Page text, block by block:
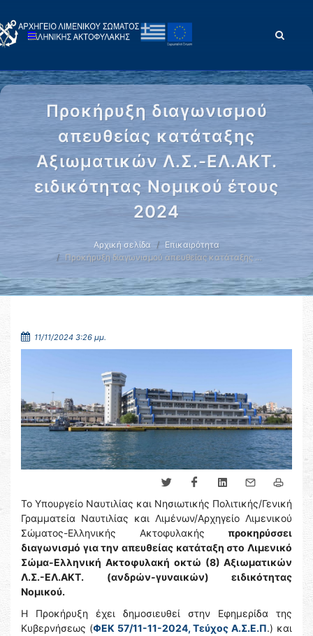
Προκήρυξη διαγωνισμού
απευθείας κατάταξης
Αξιωματικών Λ.Σ.-ΕΛ.ΑΚΤ.
ειδικότητας Νομικού έτους
2024
Αρχική σελίδα
Επικαιρότητα
Προκήρυξη διαγωνισμού απευθείας κατάταξης …
11/11/2024 3:26 μμ.
Το Υπουργείο Ναυτιλίας και Νησιωτικής Πολιτικής/Γενική
Γραμματεία Ναυτιλίας και Λιμένων/Αρχηγείο Λιμενικού
Σώματος-Ελληνικής Ακτοφυλακής προκηρύσσει
διαγωνισμό για την απευθείας κατάταξη στο Λιμενικό
Σώμα-Ελληνική Ακτοφυλακή οκτώ (8) Αξιωματικών
Λ.Σ.-ΕΛ.ΑΚΤ. (ανδρών-γυναικών) ειδικότητας
Νομικού.
Η Προκήρυξη έχει δημοσιευθεί στην Εφημερίδα της
Κυβερνήσεως (ΦΕΚ 57/11-11-2024, Τεύχος Α.Σ.Ε.Π.) και